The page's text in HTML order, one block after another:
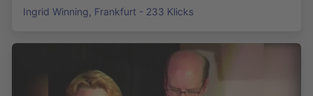
Ingrid Winning, Frankfurt - 233 Klicks